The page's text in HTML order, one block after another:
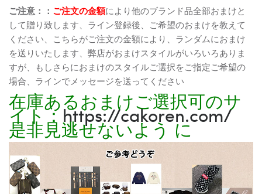
ご注意：： ご注文の金額により他のブランド品全部おまけと
して贈り致します、ライン登録後、ご希望のおまけを教えて
ください、こちらがご注文の金額により、ランダムにおまけ
を送りいたします、弊店がおまけスタイルがいろいろありま
すが、もしさらにおまけのスタイルご選択をご指定ご希望の
場合、ラインでメッセージを送ってください
在庫あるおまけご選択可のサ
イト：https://cakoren.com/
是非見逃せないよう に